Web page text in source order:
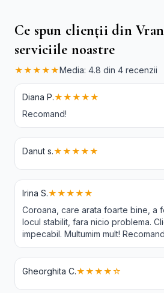
Ce spun clienții din
serviciile noastre
★★★★★Media: 4.8 din 4 recenzii
Diana P.★★★★★
Recomand!
Danut s.★★★★★
Irina S.★★★★★
Coroana, care arata foarte bine, a
locul stabilit, fara nicio problema.
impecabil. Multumim mult!
Gheorghita C.★★★★☆